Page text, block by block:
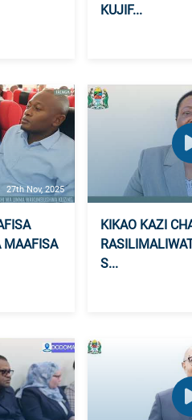
KUJIF...
27th Nov, 2025
MAAFISA
KIKAO KAZI
S...